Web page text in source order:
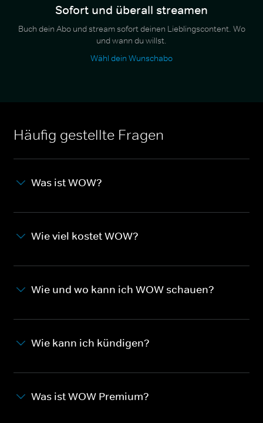
Sofort und überall streamen
Buch dein Abo und stream sofort deinen Lieblingscontent. Wo
und wann du willst.
Wähl dein Wunschabo
Häufig gestellte Fragen
Was ist WOW?
Wie viel kostet WOW?
Wie und wo kann ich WOW schauen?
Wie kann ich kündigen?
Was ist WOW Premium?